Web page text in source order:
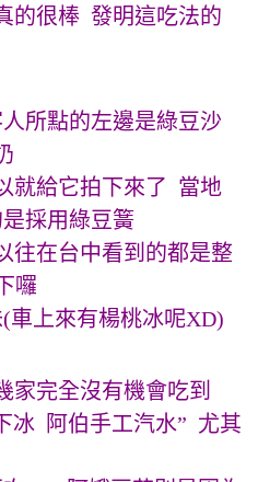
的很棒 發明這吃法的
所點的左邊是綠豆沙
就給它拍下來了 當地
採用綠豆簧
往在台中看到的都是整
囉
車上來有楊桃冰呢XD)
家完全沒有機會吃到
冰 阿伯手工汽水” 尤其